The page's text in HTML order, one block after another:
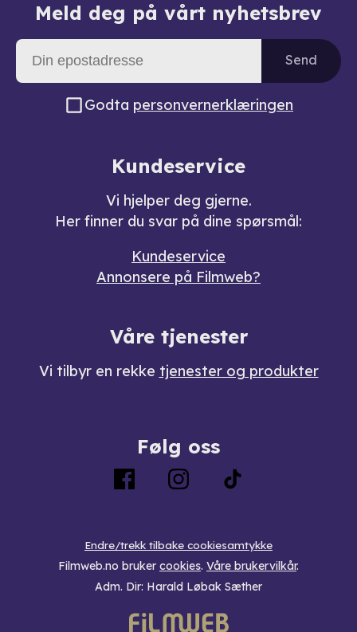
Meld deg på vårt nyhetsbrev
Send
Godta personvernerklæringen
Kundeservice
Vi hjelper deg gjerne.
Her finner du svar på dine spørsmål:
Kundeservice
Annonsere på Filmweb?
Våre tjenester
Vi tilbyr en rekke tjenester og produkter
Følg oss
Endre/trekk tilbake cookiesamtykke
Filmweb.no bruker cookies. Våre brukervilkår.
Adm. Dir: Harald Løbak Sæther